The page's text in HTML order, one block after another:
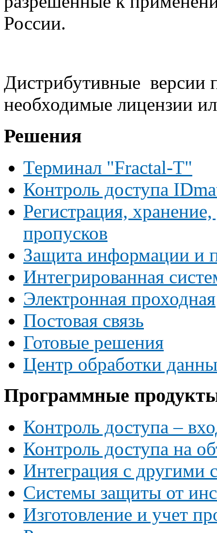
России.
Дистрибутивные версии
необходимые лицензии
Решения
Терминал "Fractal-T"
Контроль доступа
Регистрация,
пропусков
Защита информации и
Интегрированная
Электронная проходная
Постовая связь
Готовые решения
Центр обработки
Программные
Контроль доступа –
Контроль доступа на
Интеграция с другими
Системы защиты от
Изготовление и учет